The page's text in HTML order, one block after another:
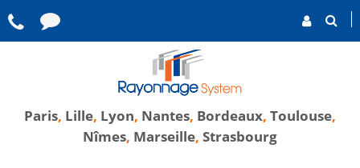
Paris, Lille, Lyon, Nantes, Bordeaux, Toulouse,
Nîmes, Marseille, Strasbourg